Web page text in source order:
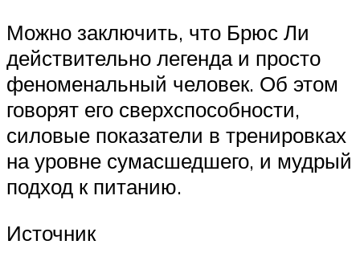
Можно заключить, что Брюс Ли
действительно легенда и просто
феноменальный человек. Об этом
говорят его сверхспособности,
силовые показатели в тренировках
на уровне сумасшедшего, и мудрый
подход к питанию.
Источник